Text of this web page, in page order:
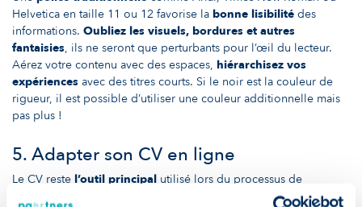
Helvetica en taille 11 ou 12 favorise la bonne lisibilité des
informations. Oubliez les visuels, bordures et autres
fantaisies, ils ne seront que perturbants pour l’œil du lecteur.
Aérez votre contenu avec des espaces, hiérarchisez vos
expériences avec des titres courts. Si le noir est la couleur de
rigueur, il est possible d’utiliser une couleur additionnelle mais
pas plus !
5. Adapter son CV en ligne
Le CV reste l’outil principal utilisé lors du processus de
recrutement. Cependant, les outils en ligne sont aujourd’hui